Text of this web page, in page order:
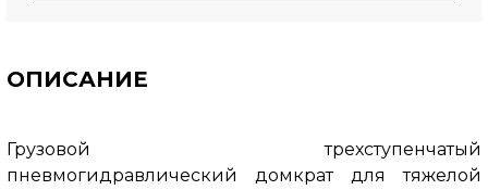
ОПИСАНИЕ
Грузовой трехступенчатый
пневмогидравлический домкрат для тяжелой